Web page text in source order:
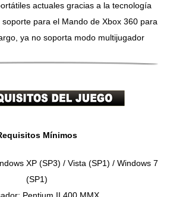
actuales gracias a la tecnología
para el Mando de Xbox 360 para
ya no soporta modo multijugador
Mínimos
XP (SP3) / Vista (SP1) / Windows 7
(SP1)